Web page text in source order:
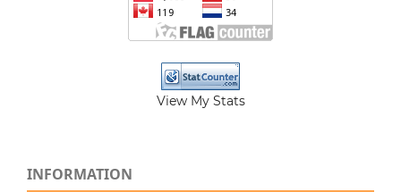
View My Stats
INFORMATION